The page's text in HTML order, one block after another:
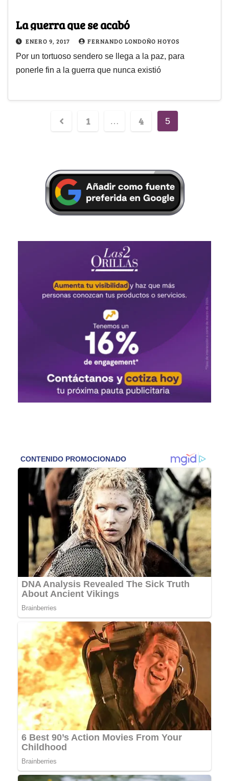
La guerra que se acabó
ENERO 9, 2017 FERNANDO LONDOÑO HOYOS
Por un tortuoso sendero se llega a la paz, para
ponerle fin a la guerra que nunca existió
1 … 4 5